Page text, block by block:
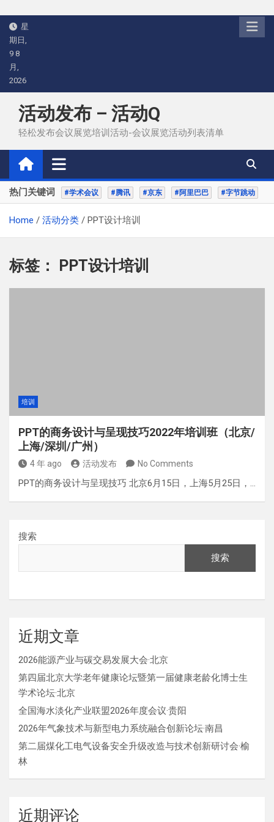
Skip
content
星
期日,
9 8
月,
2026
活动发布 – 活动Q
轻松发布会议展览培训活动-会议展览活动列表清单
热门关键词 #学术会议 #腾讯 #京东 #阿里巴巴 #字节跳动
Home 活动分类 PPT设计培训
标签： PPT设计培训
培训
PPT的商务设计与呈现技巧2022年培训班（北京/
上海/深圳/广州）
4 年 ago 活动发布 No Comments
PPT的商务设计与呈现技巧 北京6月15日，上海5月25日，…
搜索
搜索
近期文章
2026能源产业与碳交易发展大会·北京
第四届北京大学老年健康论坛暨第一届健康老龄化博士生
学术论坛·北京
全国海水淡化产业联盟2026年度会议·贵阳
2026年气象技术与新型电力系统融合创新论坛·南昌
第二届煤化工电气设备安全升级改造与技术创新研讨会·榆
林
近期评论